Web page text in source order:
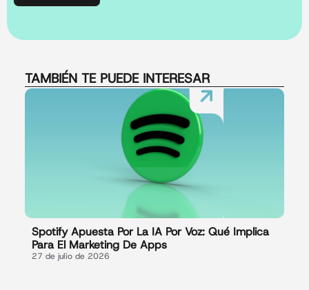
TAMBIÉN TE PUEDE INTERESAR
Spotify Apuesta Por La IA Por Voz: Qué Implica
Para El Marketing De Apps
27 de julio de 2026